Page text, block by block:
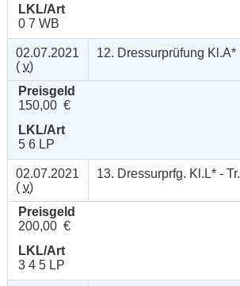
LKL/Art
0 7 WB
02.07.2021
( v)
12. Dressurprüfung Kl.A*
Preisgeld
150,00 €
LKL/Art
5 6 LP
02.07.2021
( v)
13. Dressurprfg. Kl.L* - Tr.
Preisgeld
200,00 €
LKL/Art
3 4 5 LP